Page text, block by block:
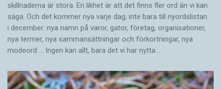
skillnaderna är stora. En likhet är att det finns fler ord än vi kan
säga. Och det kommer nya varje dag, inte bara till nyordslistan
i december: nya namn på varor, gator, företag, organisationer,
nya termer, nya samman­sättningar och förkortningar, nya
modeord … Ingen kan allt, bara det vi har nytta…